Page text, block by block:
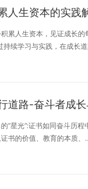
人生资本的实践
累人生资本，见证成长
持续学习与实践，在成长
道路-奋斗者成
“星光”:证书如同奋斗历
书的价值、教育的本质、